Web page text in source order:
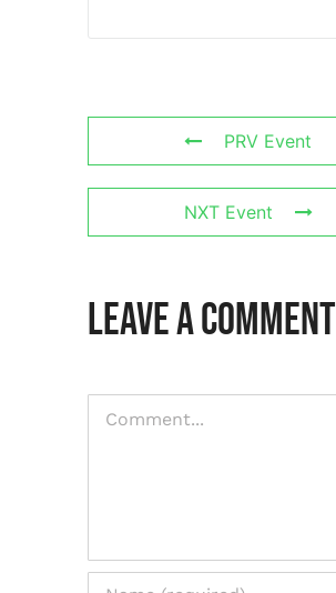
PRV Event
NXT Event
Leave A Comment